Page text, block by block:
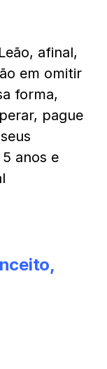
afinal,
em omitir
forma,
pague
anos e